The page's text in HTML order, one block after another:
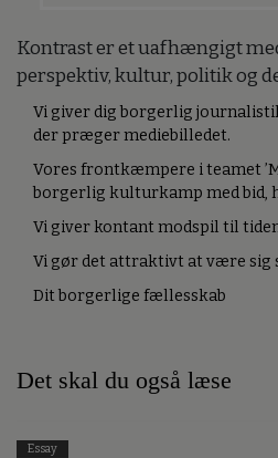
Kontrast er et uafhængigt
perspektiv, kultur, politik og
Vi giver dig borgerlig
der præger mediebilledet.
Vores frontkæmpere i teamet
borgerlig kulturkamp med bid,
Vi giver kontant modspil til
Vi gør det attraktivt at være sig
Dit borgerlige fællesskab
Det skal du også læse
Essay